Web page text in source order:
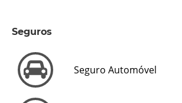
Seguros
Seguro Automóvel